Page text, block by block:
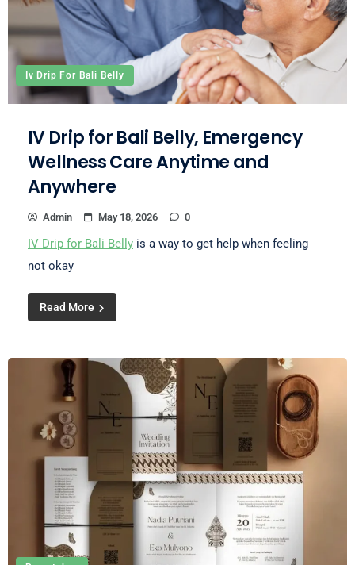
Iv Drip For Bali Belly
IV Drip for Bali Belly, Emergency
Wellness Care Anytime and
Anywhere
Admin May 18, 2026 0
IV Drip for Bali Belly is a way to get help when feeling
not okay
Read More